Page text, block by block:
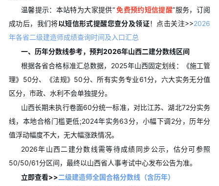
温馨提示：本站特为大家提供“免费预约短信提醒”服务，订阅
成功后，我们将以短信形式提醒您查分及领证！ 点击关注>>2026
年各省二级建造师成绩查询时间及入口汇总
一、历年分数线参考，预判2026年山西二建分数线区间
根据各省合格标准汇总数据，2025年山西固定划线：《施工管
理》50分、《法规》50分、所有实务专业61分，六大实务无分值
区分，市政、水利不会单独提分。
山西长期未执行卷面60分统一标准，对比江苏、湖北72分实务
线，本地合格门槛更低;2024年实务63分，小幅下调2分，历年分
值浮动幅度不大，无大幅涨跌情况。
2026年山西二建分数线需等待成绩同步公示，估分可参照
50/50/61分区间，最终以山西省人事考试中心发布公告为准。
立即查看>>二级建造师全国合格分数线（含历年）